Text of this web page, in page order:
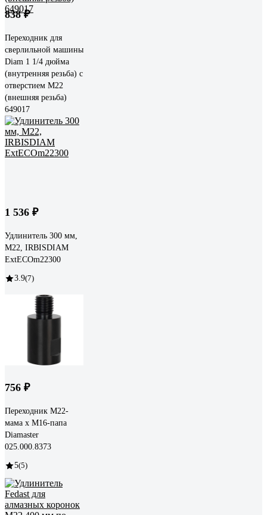
838 ₽
Переходник для
сверлильной машины
Diam 1 1/4 дюйма
(внутренняя резьба) с
отверстием М22
(внешняя резьба)
649017
1 536 ₽
Удлинитель 300 мм,
M22, IRBISDIAM
ExtECOm22300
3.9(7)
756 ₽
Переходник М22-
мама х М16-папа
Diamaster
025.000.8373
5(5)